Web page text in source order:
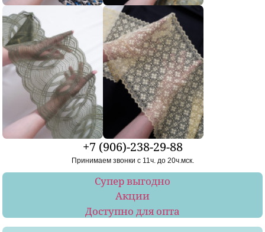
+7 (906)-238-29-88
Принимаем звонки с 11ч. до 20ч.мск.
Супер выгодно
Акции
Доступно для опта